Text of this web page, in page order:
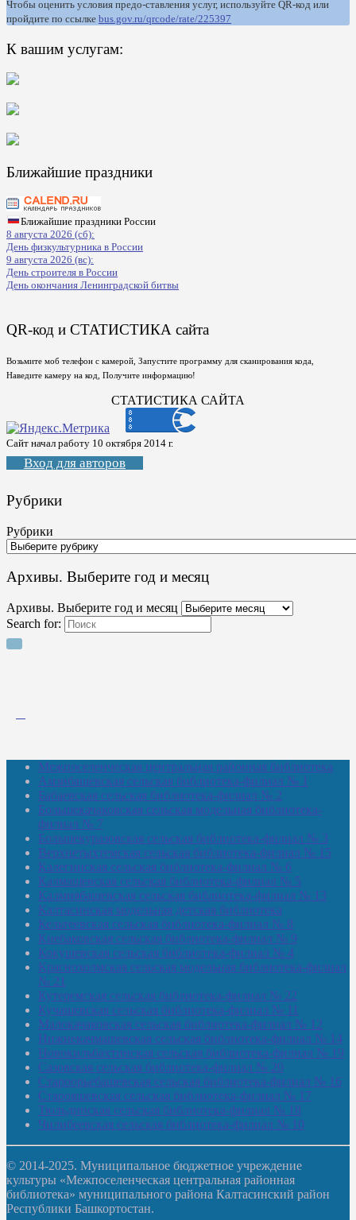
Чтобы оценить условия предо-ставления услуг, используйте QR-код или
пройдите по ссылке bus.gov.ru/qrcode/rate/225397
К вашим услугам:
Ближайшие праздники
Ближайшие праздники России
8 августа 2026 (сб):
День физкультурника в России
9 августа 2026 (вс):
День строителя в России
День окончания Ленинградской битвы
QR-код и СТАТИСТИКА сайта
Возьмите моб телефон с камерой, Запустите программу для сканирования кода,
Наведите камеру на код, Получите информацию!
СТАТИСТИКА САЙТА
Сайт начал работу 10 октября 2014 г.
Вход для авторов
Рубрики
Рубрики
Архивы. Выберите год и месяц
Архивы. Выберите год и месяц
Search for:
Межпоселенческая центральная районная библиотека
Амзибашевская сельская библиотека-филиал № 1
Бабаевская сельская библиотека-филиал № 2
Большекачаковская сельская модельная библиотека-
филиал № 7
Большекуразовская сельская библиотека-филиал № 3
Верхнетыхтемская сельская библиотека-филиал № 15
Калегинская сельская библиотека-филиал № 6
Калмашевская сельская библиотека-филиал № 5
Калмиябашевская сельская библиотека-филиал № 13
Калтасинская модельная детская библиотека
Кельтеевская сельская библиотека-филиал № 8
Киебаковская сельская библиотека-филиал № 9
Кокушевская сельская библиотека-филиал № 4
Краснохолмская сельская модельная библиотека-филиал
№ 21
Кутеремская сельская библиотека-филиал № 22
Кучашевская сельская библиотека-филиал № 11
Малокачаковская сельская библиотека-филиал № 12
Нижнекачмашевская сельская библиотека-филиал № 14
Новокильбахтинская сельская библиотека-филиал № 19
Сазовская сельская библиотека-филиал № 20
Староорьебашевская сельская библиотека-филиал № 16
Старояшевская сельская библиотека-филиал № 17
Тюльдинская сельская библиотека-филиал № 18
Чилибеевская сельская библиотека-филиал № 10
© 2014-2025. Муниципальное бюджетное учреждение
культуры «Межпоселенческая центральная районная
библиотека» муниципального района Калтасинский район
Республики Башкортостан.